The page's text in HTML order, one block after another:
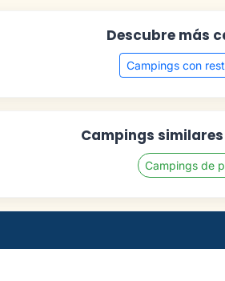
Descubre más
Campings con
Campings
Campings de